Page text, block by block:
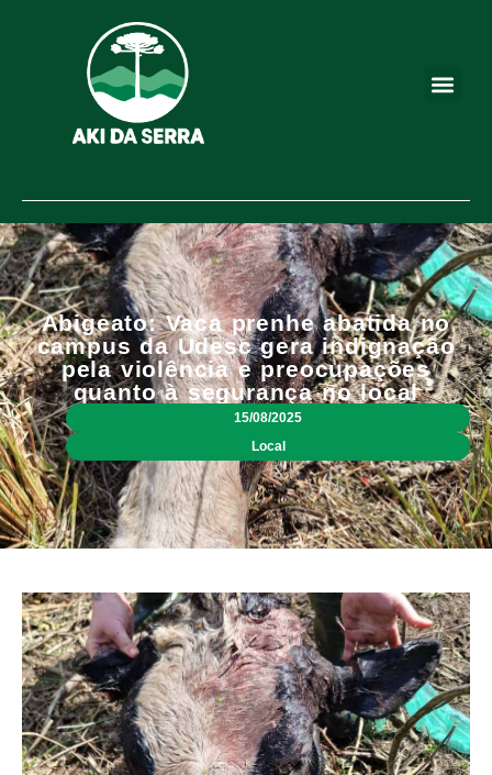
Abigeato: Vaca prenhe abatida no
campus da Udesc gera indignação
pela violência e preocupações
quanto à segurança no local
15/08/2025
Local